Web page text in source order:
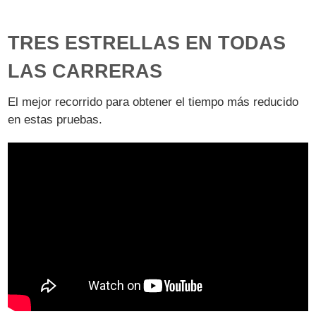
TRES ESTRELLAS EN TODAS
LAS CARRERAS
El mejor recorrido para obtener el tiempo más reducido
en estas pruebas.